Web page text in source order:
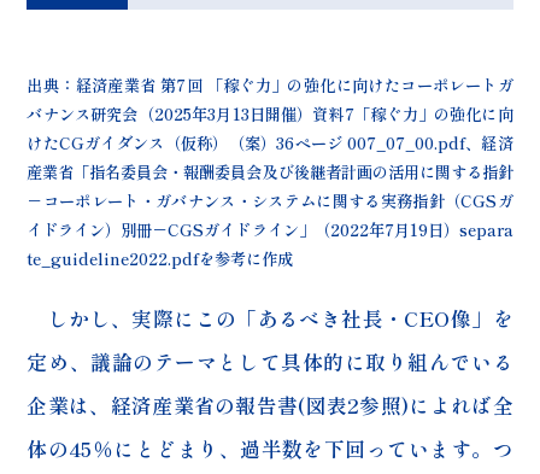
出典：経済産業省 第7回 「稼ぐ力」の強化に向けたコーポレートガ
バナンス研究会（2025年3月13日開催）資料7「稼ぐ力」の強化に向
けたCGガイダンス（仮称）（案）36ページ 007_07_00.pdf、経済
産業省「指名委員会・報酬委員会及び後継者計画の活用に関する指針
－コーポレート・ガバナンス・システムに関する実務指針（CGSガ
イドライン）別冊－CGSガイドライン」（2022年7月19日） separa
te_guideline2022.pdfを参考に作成
しかし、実際にこの「あるべき社長・CEO像」を
定め、議論のテーマとして具体的に取り組んでいる
企業は、経済産業省の報告書(図表2参照)によれば全
体の45％にとどまり、過半数を下回っています。つ